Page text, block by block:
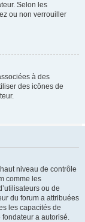
Selon les
ou non verrouiller
à des
des icônes de
niveau de contrôle
comme les
ou de
du forum a attribuées
les capacités de
fondateur a autorisé.